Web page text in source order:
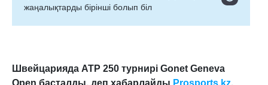
жаңалықтарды бірінші болып біл
Швейцарияда ATP 250 турнирі Gonet Geneva
Open басталды, деп хабарлайды Prosports.kz.